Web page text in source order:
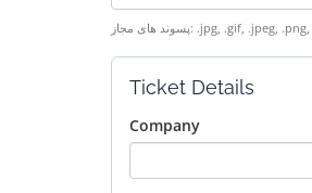
Ticket Details
Company